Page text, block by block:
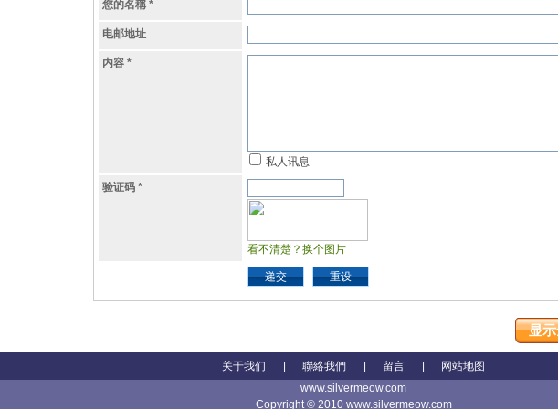
您的名稱 *
电邮地址
内容 *
私人讯息
验证码 *
看不清楚？换个图片
递交 重设
显
关于我们 聯絡我們 留言
网站地图
www.silvermeow.com
Copyright © 2010 www.silvermeow.com